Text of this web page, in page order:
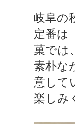
岐阜の
定番は
菓では
素朴な
意して
楽しみ